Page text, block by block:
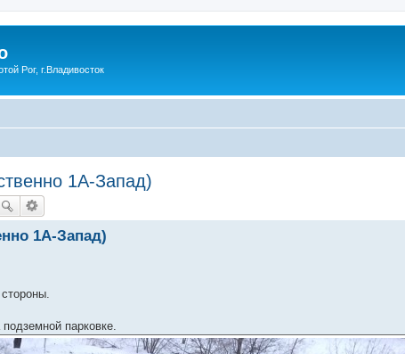
Рог, г.Владивосток
1А-Запад)
1А-Запад)
парковке.